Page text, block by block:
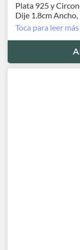
Plata 925 y
Dije 1.8cm
Cadena 43 cm.0
Toca para leer más